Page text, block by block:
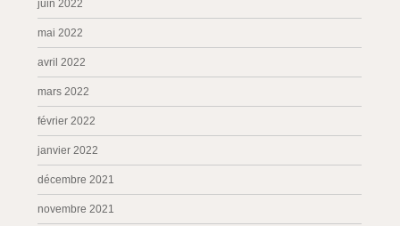
juin 2022
mai 2022
avril 2022
mars 2022
février 2022
janvier 2022
décembre 2021
novembre 2021